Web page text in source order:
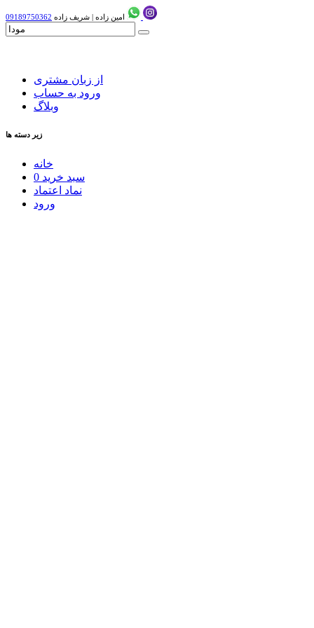
09189750362 امین زاده | شریف زاده
از زبان مشتری
ورود به حساب
وبلاگ
زیر دسته ها
خانه
0 سبد خرید
نماد اعتماد
ورود